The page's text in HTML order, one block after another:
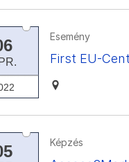
Esemény
First EU-
Képzés